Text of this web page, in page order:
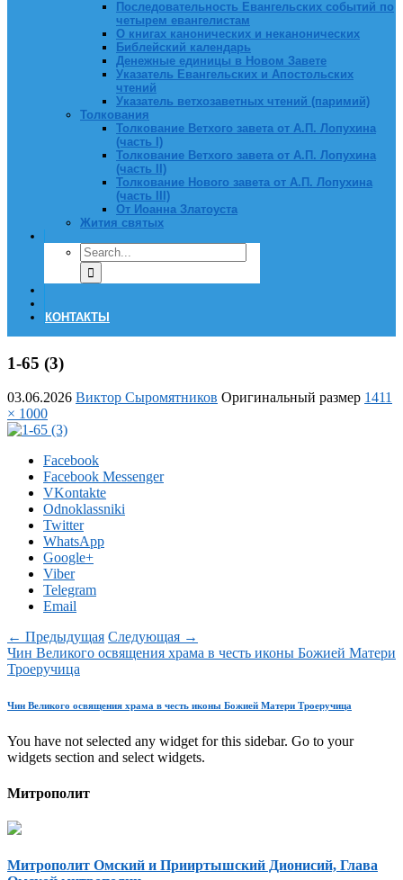
Последовательность Евангельских событий по
четырем евангелистам
О книгах канонических и неканонических
Библейский календарь
Денежные единицы в Новом Завете
Указатель Евангельских и Апостольских
чтений
Указатель ветхозаветных чтений (паримий)
Толкования
Толкование Ветхого завета от А.П. Лопухина
(часть I)
Толкование Ветхого завета от А.П. Лопухина
(часть II)
Толкование Нового завета от А.П. Лопухина
(часть III)
От Иоанна Златоуста
Жития святых
КОНТАКТЫ
1-65 (3)
03.06.2026 Виктор Сыромятников Оригинальный размер 1411
× 1000
Facebook
Facebook Messenger
VKontakte
Odnoklassniki
Twitter
WhatsApp
Google+
Viber
Telegram
Email
← Предыдущая Следующая →
Чин Великого освящения храма в честь иконы Божией Матери
Троеручица
Чин Великого освящения храма в честь иконы Божией Матери Троеручица
You have not selected any widget for this sidebar. Go to your
widgets section and select widgets.
Митрополит
Митрополит Омский и Прииртышский Дионисий, Глава